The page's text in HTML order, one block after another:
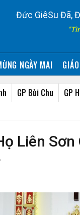
Đức GiêSu Đã,
NGÀY MAI
GP Bùi Chu GP
Liên